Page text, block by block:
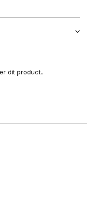
dit product..